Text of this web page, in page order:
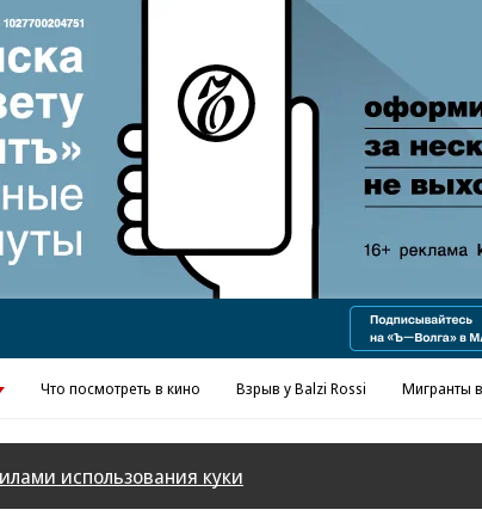
Реклама в «Ъ» www.kommersant.ru/ad
Что посмотреть в кино Взрыв у Balzi Rossi Мигранты
использования куки